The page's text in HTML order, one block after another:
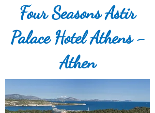
Four Seasons Astir
Palace Hotel Athens -
Athen